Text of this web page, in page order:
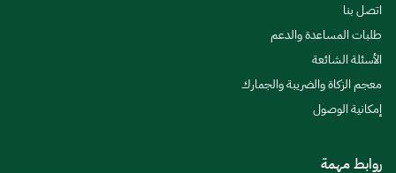
اتصل بنا
طلبات المساعدة والدعم
الأسئلة الشائعة
معجم الزكاة والضريبة والجمارك
إمكانية الوصول
روابط مهمة